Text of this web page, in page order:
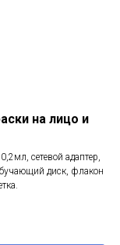
на лицо и
сетевой адаптер,
диск, флакон